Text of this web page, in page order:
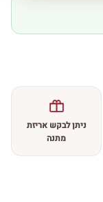
ניתן לבקש אריזת
מתנה